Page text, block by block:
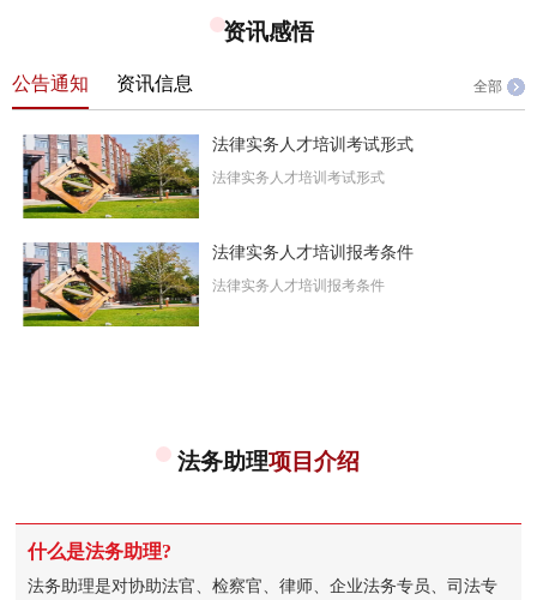
资讯感悟
公告通知 资讯信息 全部
法律实务人才培训考试形式
法律实务人才培训考试形式
法律实务人才培训报考条件
法律实务人才培训报考条件
法务助理项目介绍
什么是法务助理?
法务助理是对协助法官、检察官、律师、企业法务专员、司法专